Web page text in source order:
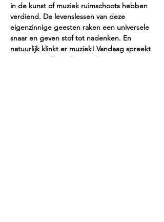
in de kunst of muziek ruimschoots hebben
verdiend. De levenslessen van deze
eigenzinnige geesten raken een universele
snaar en geven stof tot nadenken. En
natuurlijk klinkt er muziek! Vandaag spreekt
Jeroen met filmmaker Sarah Marijnissen.